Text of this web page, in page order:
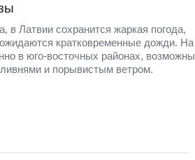
в Латвии сохранится жаркая погода,
кратковременные дожди. На
в юго-восточных районах, возможны
и порывистым ветром.